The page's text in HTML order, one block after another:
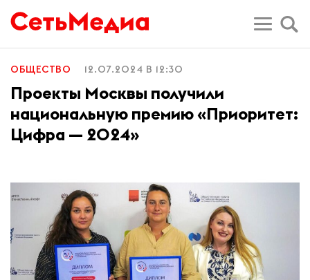
ОБЩЕСТВО 12.07.2024 В 12:30
Проекты Москвы получили
национальную премию «Приоритет:
Цифра — 2024»